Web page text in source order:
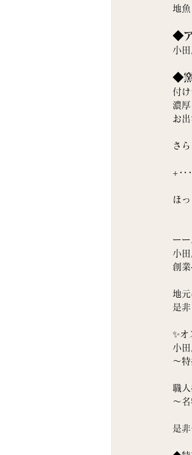
地
◆
小
◆
付
濃
お
さ
ほ
ー
小
創
地
是
✨オ
小
〜
職
〜
是